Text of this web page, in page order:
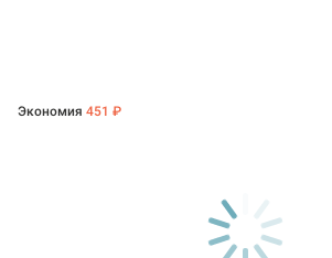
Экономия 451 ₽